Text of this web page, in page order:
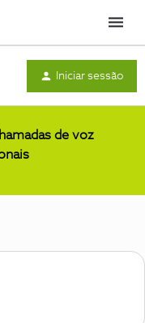
Menu
Iniciar sessão
de voz